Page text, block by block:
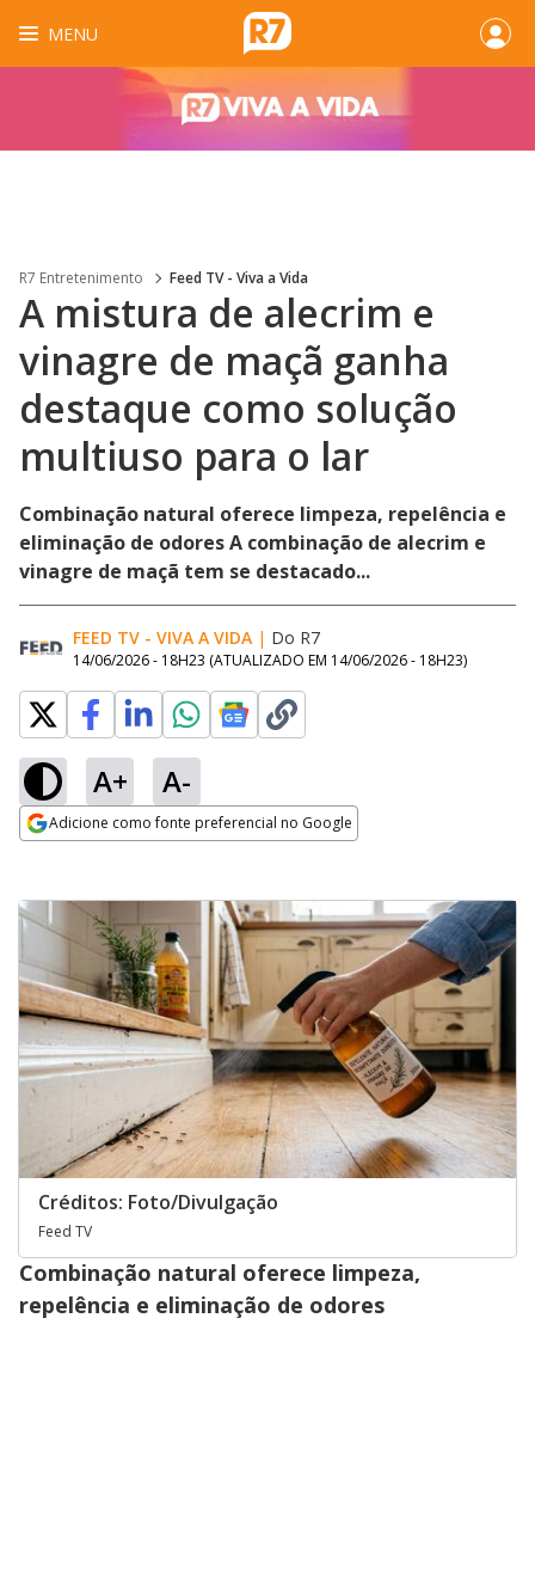
MENU
R7 Entretenimento Feed TV - Viva a Vida
A mistura de alecrim e
vinagre de maçã ganha
destaque como solução
multiuso para o lar
Combinação natural oferece limpeza, repelência e
eliminação de odores A combinação de alecrim e
vinagre de maçã tem se destacado...
FEED TV - VIVA A VIDA | Do R7
14/06/2026 - 18H23 (ATUALIZADO EM 14/06/2026 - 18H23)
A+ A-
Adicione como fonte preferencial no Google
Créditos: Foto/Divulgação
Feed TV
Combinação natural oferece limpeza,
repelência e eliminação de odores